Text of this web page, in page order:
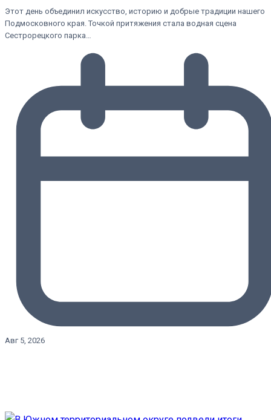
Этот день объединил искусство, историю и добрые традиции нашего
Подмосковного края. Точкой притяжения стала водная сцена
Сестрорецкого парка…
Авг 5, 2026